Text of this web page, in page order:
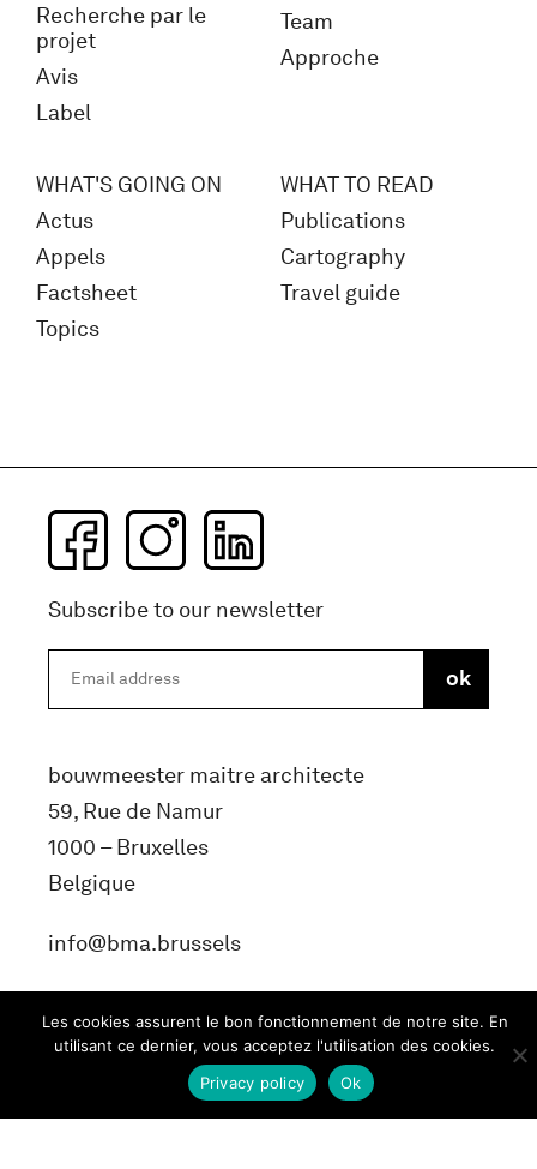
Recherche par le
projet
Avis
Label
Team
Approche
WHAT'S GOING ON
Actus
Appels
Factsheet
Topics
WHAT TO READ
Publications
Cartography
Travel guide
Subscribe to our newsletter
bouwmeester maitre architecte
59, Rue de Namur
1000 – Bruxelles
Belgique
info@bma.brussels
Les cookies assurent le bon fonctionnement de notre site. En
utilisant ce dernier, vous acceptez l'utilisation des cookies.
Ok
Privacy policy